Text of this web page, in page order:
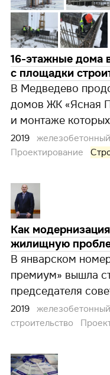
16-этажные дома
с площадки
В Медведево
домов ЖК «Ясная
и монтаже
2019
Проектирование
Как
жилищную
В январском
премиум» вышла
председателя
2019
строительство